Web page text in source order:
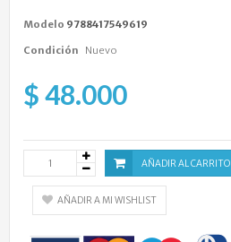
Modelo 9788417549619
Condición Nuevo
$ 48.000
AÑADIR AL CARRITO
AÑADIR A MI WISHLIST